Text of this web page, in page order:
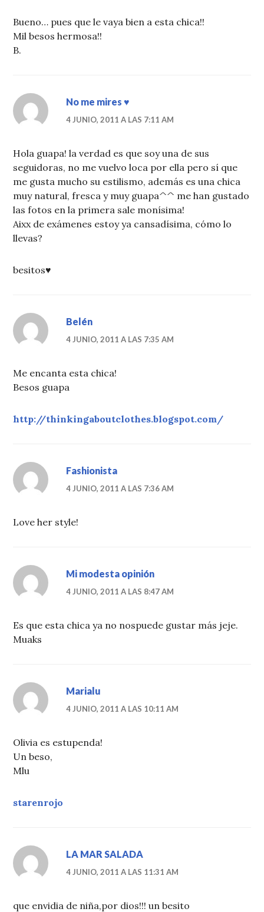
Bueno… pues que le vaya bien a esta chica!!
Mil besos hermosa!!
B.
No me mires ♥
4 JUNIO, 2011 A LAS 7:11 AM
Hola guapa! la verdad es que soy una de sus
seguidoras, no me vuelvo loca por ella pero sí que
me gusta mucho su estilismo, además es una chica
muy natural, fresca y muy guapa^^ me han gustado
las fotos en la primera sale monísima!
Aixx de exámenes estoy ya cansadísima, cómo lo
llevas?
besitos♥
Belén
4 JUNIO, 2011 A LAS 7:35 AM
Me encanta esta chica!
Besos guapa
http://thinkingaboutclothes.blogspot.com/
Fashionista
4 JUNIO, 2011 A LAS 7:36 AM
Love her style!
Mi modesta opinión
4 JUNIO, 2011 A LAS 8:47 AM
Es que esta chica ya no nospuede gustar más jeje.
Muaks
Marialu
4 JUNIO, 2011 A LAS 10:11 AM
Olivia es estupenda!
Un beso,
Mlu
starenrojo
LA MAR SALADA
4 JUNIO, 2011 A LAS 11:31 AM
que envidia de niña,por dios!!! un besito